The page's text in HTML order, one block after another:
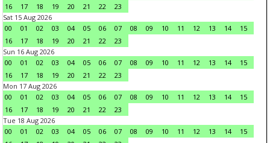
16
17 18 19 20 21 22
23
Sat 15 Aug 2026
00
01 02 03 04 05 06 07 08 09 10 11 12 13 14
15
16
17 18 19 20 21 22
23
Sun 16 Aug 2026
00
01 02 03 04 05 06 07 08 09 10 11 12 13 14
15
16
17 18 19 20 21 22
23
Mon 17 Aug 2026
00
01 02 03 04 05 06 07 08 09 10 11 12 13 14
15
16
17 18 19 20 21 22
23
Tue 18 Aug 2026
00
01 02 03 04 05 06 07 08 09 10 11 12 13 14
15